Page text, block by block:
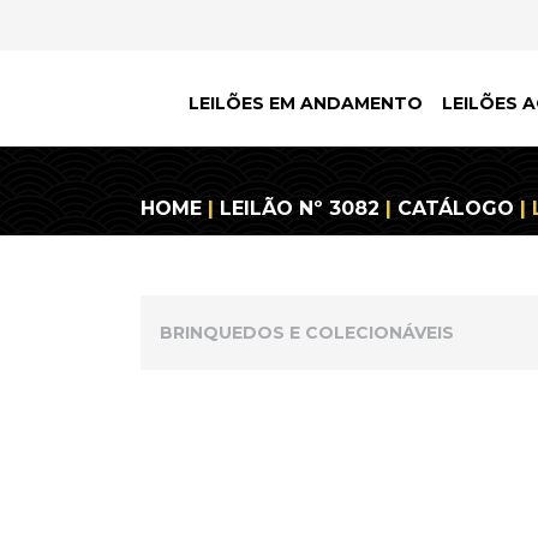
LEILÕES EM ANDAMENTO LEILÕES
HOME | LEILÃO Nº 3082 | CATÁLOGO |
BRINQUEDOS E COLECIONÁVEIS